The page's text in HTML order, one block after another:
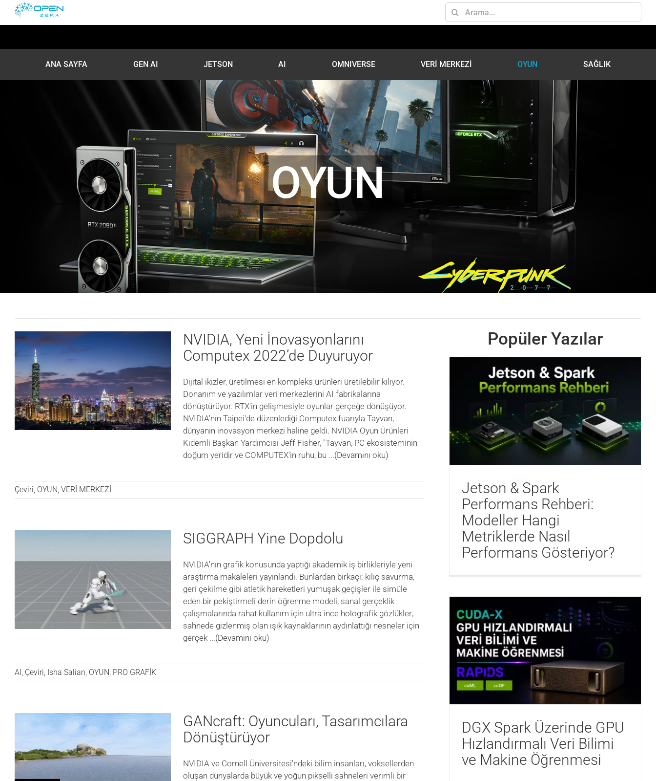
Ara:
ANA SAYFA GEN AI JETSON AI OMNIVERSE VERİ MERKEZİ OYUN SAĞLIK
OYUN
NVIDIA, Yeni İnovasyonlarını
Computex 2022’de Duyuruyor
Dijital ikizler, üretilmesi en kompleks ürünleri üretilebilir kılıyor.
Donanım ve yazılımlar veri merkezlerini AI fabrikalarına
dönüştürüyor. RTX'in gelişmesiyle oyunlar gerçeğe dönüşüyor.
NVIDIA'nın Taipei'de düzenlediği Computex fuarıyla Tayvan,
dünyanın inovasyon merkezi haline geldi. NVIDIA Oyun Ürünleri
Kıdemli Başkan Yardımcısı Jeff Fisher, "Tayvan, PC ekosisteminin
doğum yeridir ve COMPUTEX'in ruhu, bu ...(Devamını oku)
Çeviri, OYUN, VERİ MERKEZİ
SIGGRAPH Yine Dopdolu
NVIDIA'nın grafik konusunda yaptığı akademik iş birlikleriyle yeni
araştırma makaleleri yayınlandı. Bunlardan birkaçı: kılıç savurma,
geri çekilme gibi atletik hareketleri yumuşak geçişler ile simüle
eden bir pekiştirmeli derin öğrenme modeli, sanal gerçeklik
çalışmalarında rahat kullanım için ultra ince holografik gözlükler,
sahnede gizlenmiş olan ışık kaynaklarının aydınlattığı nesneler için
gerçek ...(Devamını oku)
AI, Çeviri, Isha Salian, OYUN, PRO GRAFİK
GANcraft: Oyuncuları, Tasarımcılara
Dönüştürüyor
NVIDIA ve Cornell Üniversitesi'ndeki bilim insanları, voksellerden
oluşan dünyalarda büyük ve yoğun pikselli sahneleri verimli bir
Popüler Yazılar
Jetson & Spark
Performans Rehberi:
Modeller Hangi
Metriklerde Nasıl
Performans Gösteriyor?
DGX Spark Üzerinde GPU
Hızlandırmalı Veri Bilimi
ve Makine Öğrenmesi